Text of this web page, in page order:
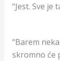
“Jest. Sve je
“Barem
skromno će